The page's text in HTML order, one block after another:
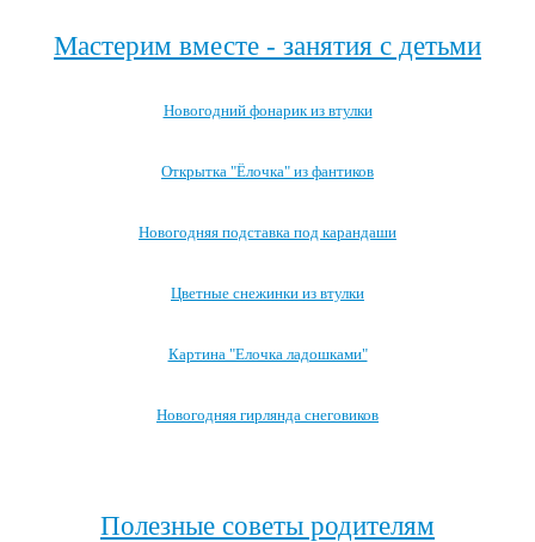
Мастерим вместе - занятия с детьми
Новогодний фонарик из втулки
Открытка "Ёлочка" из фантиков
Новогодняя подставка под карандаши
Цветные снежинки из втулки
Картина "Елочка ладошками"
Новогодняя гирлянда снеговиков
Полезные советы родителям